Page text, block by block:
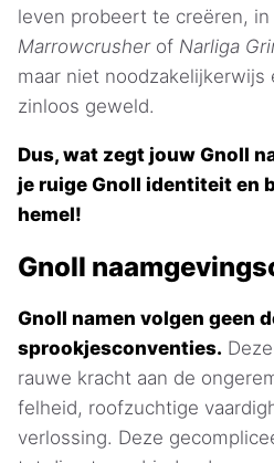
leven probeert te creëren, in
Marrowcrusherof Narliga
maar niet noodzakelijkerwijs
zinloos geweld.
Dus, wat zegt jouw Gnoll
je ruige Gnoll identiteit en
hemel!
Gnoll
Gnoll namen volgen geen
sprookjesconventies.
rauwe kracht aan de
felheid, roofzuchtige
verlossing. Deze